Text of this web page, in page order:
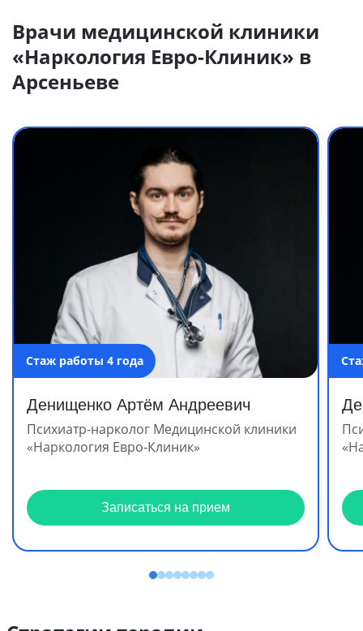
Врачи медицинской клиники
«Наркология Евро-Клиник» в
Арсеньеве
Стаж работы 4 года
Денищенко Артём Андреевич
Психиатр-нарколог Медицинской клиники
«Наркология Евро-Клиник»
Записаться на прием